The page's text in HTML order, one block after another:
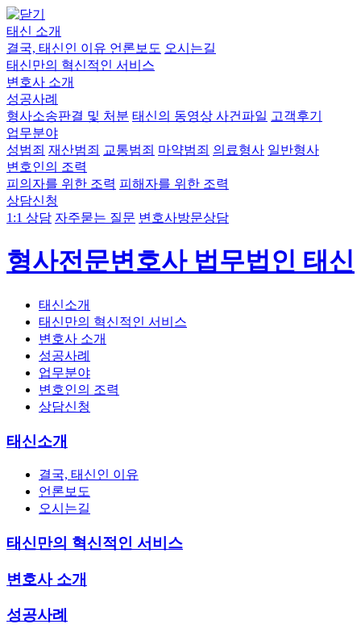
태신 소개
결국, 태신인 이유 언론보도 오시는길
태신만의 혁신적인 서비스
변호사 소개
성공사례
형사소송판결 및 처분 태신의 동영상 사건파일 고객후기
업무분야
성범죄 재산범죄 교통범죄 마약범죄 의료형사 일반형사
변호인의 조력
피의자를 위한 조력 피해자를 위한 조력
상담신청
1:1 상담 자주묻는 질문 변호사방문상담
형사전문변호사 법무법인 태신
태신소개
태신만의 혁신적인 서비스
변호사 소개
성공사례
업무분야
변호인의 조력
상담신청
태신소개
결국, 태신인 이유
언론보도
오시는길
태신만의 혁신적인 서비스
변호사 소개
성공사례